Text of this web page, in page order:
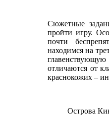
Сюжетные
пройти игру.
почти
находимся на
отличаются от
краснокожих –
Острова